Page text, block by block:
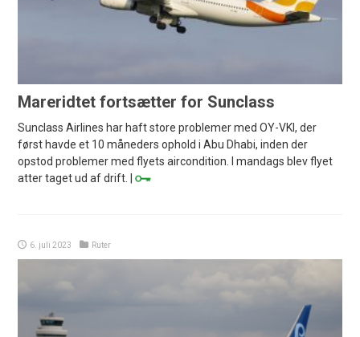
Mareridtet fortsætter for Sunclass
Sunclass Airlines har haft store problemer med OY-VKI, der
først havde et 10 måneders ophold i Abu Dhabi, inden der
opstod problemer med flyets aircondition. I mandags blev flyet
atter taget ud af drift. |
6. juli 2023 Ruter